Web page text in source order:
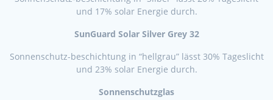
und 17% solar Energie durch.
SunGuard Solar Silver Grey 32
Sonnenschutz-beschichtung in “hellgrau” lässt 30% Tageslicht
und 23% solar Energie durch.
Sonnenschutzglas